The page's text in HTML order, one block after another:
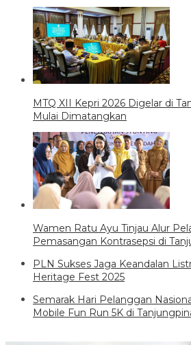
MTQ XII Kepri 2026 Digelar di
Mulai Dimatangkan
Wamen Ratu Ayu Tinjau Alur
Pemasangan Kontrasepsi di
PLN Sukses Jaga Keandalan
Heritage Fest 2025
Semarak Hari Pelanggan
Mobile Fun Run 5K di